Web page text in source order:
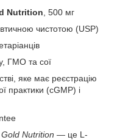
Nutrition , 500 мг
чистотою (USP)
ГМО та сої
яке має реєстрацію
практики (cGMP) і
Nutrition — це L-